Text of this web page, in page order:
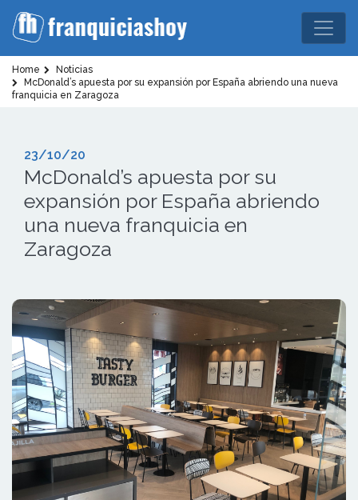
Home
Noticias
McDonald’s apuesta por su expansión por España abriendo una nueva
franquicia en Zaragoza
23/10/20
McDonald’s apuesta por su
expansión por España abriendo
una nueva franquicia en
Zaragoza